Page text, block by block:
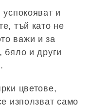
и
тъй като не
важи и за
бяло и други
цветове,
използват само